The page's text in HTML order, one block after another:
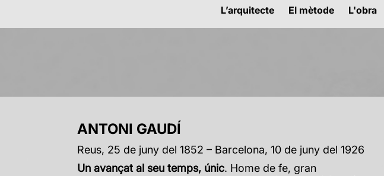
L’arquitecte El mètode L'obra
ANTONI GAUDÍ
Reus, 25 de juny del 1852 – Barcelona, 10 de juny del 1926
Un avançat al seu temps, únic. Home de fe, gran